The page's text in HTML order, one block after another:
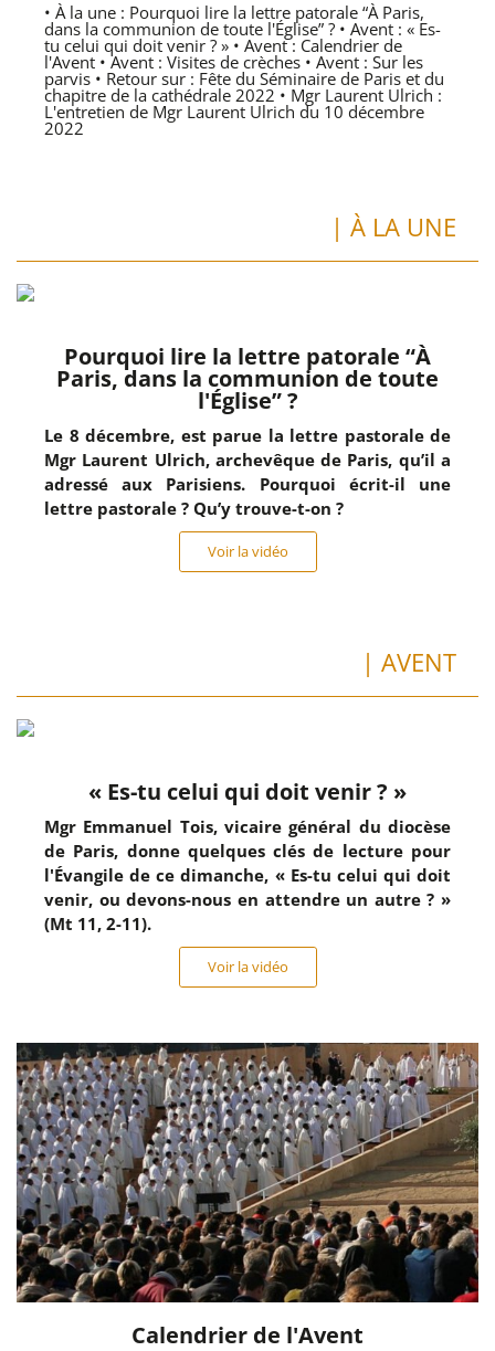
• À la une : Pourquoi lire la lettre patorale “À Paris,
dans la communion de toute l'Église” ? • Avent : « Es-
tu celui qui doit venir ? » • Avent : Calendrier de
l'Avent • Avent : Visites de crèches • Avent : Sur les
parvis • Retour sur : Fête du Séminaire de Paris et du
chapitre de la cathédrale 2022 • Mgr Laurent Ulrich :
L'entretien de Mgr Laurent Ulrich du 10 décembre
2022
| À LA UNE
Pourquoi lire la lettre patorale “À
Paris, dans la communion de toute
l'Église” ?
Le 8 décembre, est parue la lettre pastorale de
Mgr Laurent Ulrich, archevêque de Paris, qu’il a
adressé aux Parisiens. Pourquoi écrit-il une
lettre pastorale ? Qu’y trouve-t-on ?
Voir la vidéo
| AVENT
« Es-tu celui qui doit venir ? »
Mgr Emmanuel Tois, vicaire général du diocèse
de Paris, donne quelques clés de lecture pour
l'Évangile de ce dimanche, « Es-tu celui qui doit
venir, ou devons-nous en attendre un autre ? »
(Mt 11, 2-11).
Voir la vidéo
Calendrier de l'Avent